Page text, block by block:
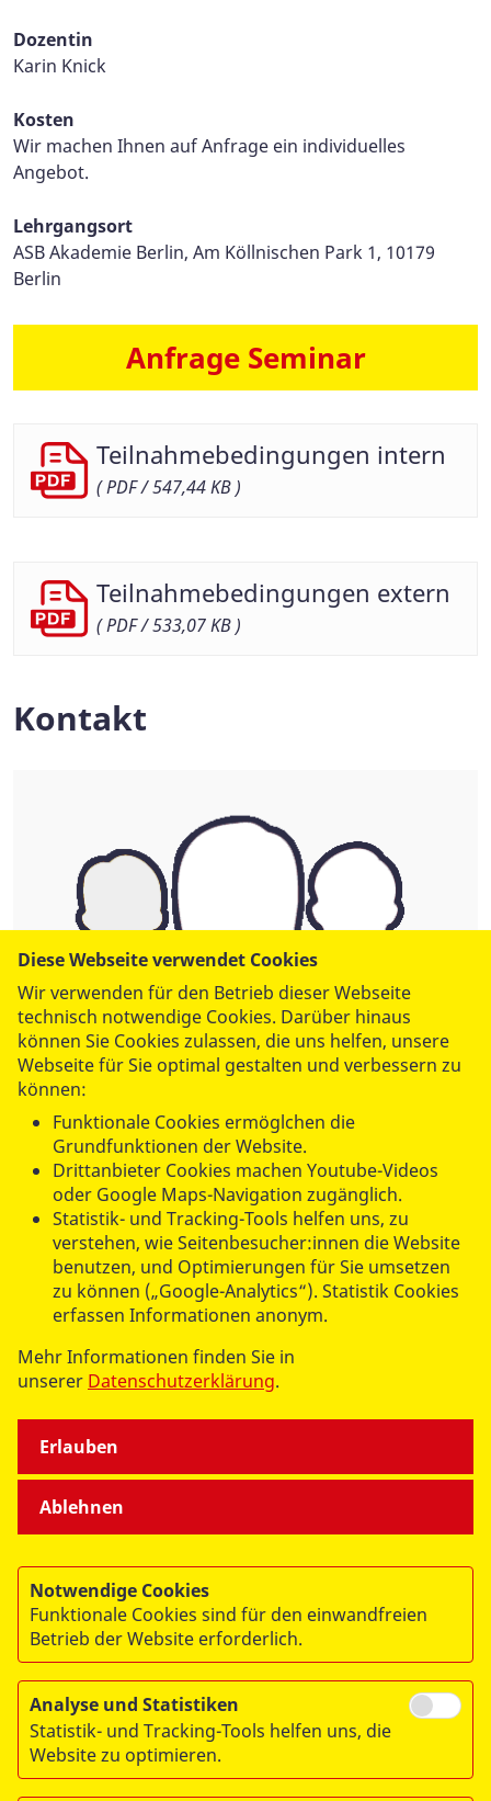
Dozentin
Karin Knick
Kosten
Wir machen Ihnen auf Anfrage ein individuelles
Angebot.
Lehrgangsort
ASB Akademie Berlin, Am Köllnischen Park 1, 10179
Berlin
Anfrage Seminar
Teilnahmebedingungen intern
( PDF / 547,44 KB )
Teilnahmebedingungen extern
( PDF / 533,07 KB )
Kontakt
ASB Landesverband Berlin e.V.
ASB-Akademie Berlin
Tel.:030 21307-137
Fax: 030 21307-119
akademie@asb-berlin.de
ASB-Akademie Berlin
Am Köllnischen Park 1
10179 Berlin
© 2026 ASB Berlin
Impressum
Datenschutz
Sitemap
Links
Diese Webseite verwendet Cookies
Wir verwenden für den Betrieb dieser Webseite
technisch notwendige Cookies. Darüber hinaus
können Sie Cookies zulassen, die uns helfen, unsere
Webseite für Sie optimal gestalten und verbessern zu
können:
Funktionale Cookies ermöglchen die
Grundfunktionen der Website.
Drittanbieter Cookies machen Youtube-Videos
oder Google Maps-Navigation zugänglich.
Statistik- und Tracking-Tools helfen uns, zu
verstehen, wie Seitenbesucher:innen die Website
benutzen, und Optimierungen für Sie umsetzen
zu können („Google-Analytics“). Statistik Cookies
erfassen Informationen anonym.
Mehr Informationen finden Sie in
unserer Datenschutzerklärung.
Ablehnen
Erlauben
Notwendige Cookies
Funktionale Cookies sind für den einwandfreien
Betrieb der Website erforderlich.
Analyse und Statistiken
Statistik- und Tracking-Tools helfen uns, die
Website zu optimieren.